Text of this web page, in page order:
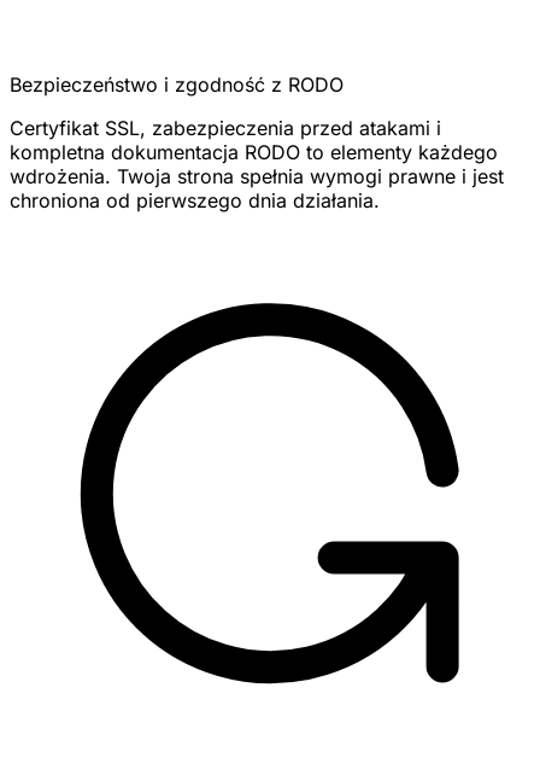
Bezpieczeństwo i zgodność z RODO
Certyfikat SSL, zabezpieczenia przed atakami i
kompletna dokumentacja RODO to elementy każdego
wdrożenia. Twoja strona spełnia wymogi prawne i jest
chroniona od pierwszego dnia działania.